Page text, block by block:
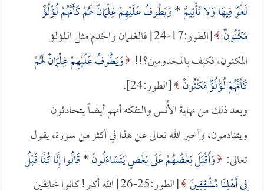
لَغْوٌ فِيهَا وَلا تَأْثِيمٌ*وَيَطُوفُ عَلَيْهِمْ غِلْمَانٌ لَهُمْ كَأَنَّهُمْ لُؤْلُؤٌ
مَكْنُونٌ
[الطور:17-24] فالغلمان والخدم مثل اللؤلؤ
المكنون، فكيف بالمخدومين؟!! وَيَطُوفُ عَلَيْهِمْ غِلْمَانٌ لَهُمْ
كَأَنَّهُمْ لُؤْلُؤٌ مَكْنُونٌ [الطور:24].
وبعد ذلك من نهاية الأُنس والتفكه أنهم أيضاً يتحادثون
ويتنادمون، وأخبر الله تعالى عن هذا في أكثر من سورة، يقول
تعالى: وَأَقْبَلَ بَعْضُهُمْ عَلَى بَعْضٍ يَتَسَاءَلُونَ*قَالُوا إِنَّا كُنَّا قَبْلُ
فِي أَهْلِنَا مُشْفِقِينَ
[الطور:25-26] الله أكبر! كانوا خائفين